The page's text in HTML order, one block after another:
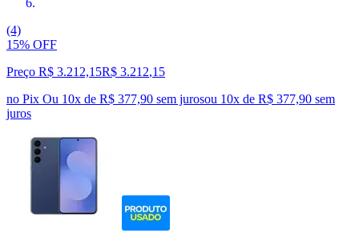
(4)
15% OFF
Preço R$ 3.212,15R$ 3.212,15
no Pix Ou 10x de R$ 377,90 sem jurosou 10x de R$ 377,90 sem
juros